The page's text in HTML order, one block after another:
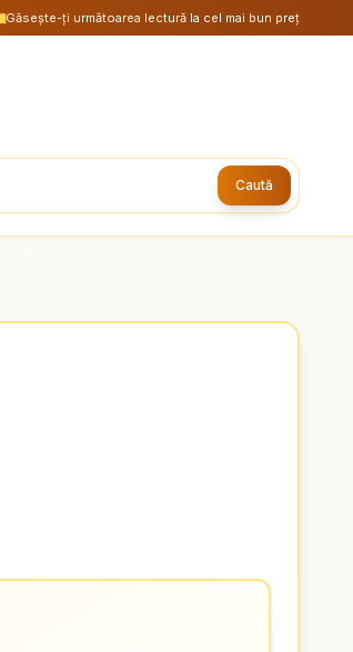
Găsește-ți următoarea lectură la cel mai bun preț
Caută